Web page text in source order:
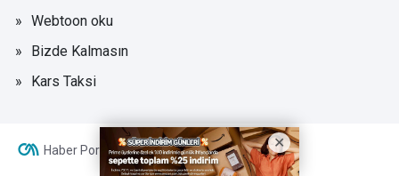
Webtoon oku
Bizde Kalmasın
Kars Taksi
Haber Portalı Yazılımı